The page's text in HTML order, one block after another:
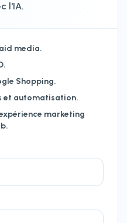
l'IA.
media.
Shopping.
et automatisation.
marketing